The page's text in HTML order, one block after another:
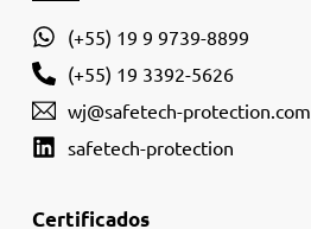
(+55) 19 9 9739-8899
(+55) 19 3392-5626
wj@safetech-protection.com
safetech-protection
Certificados